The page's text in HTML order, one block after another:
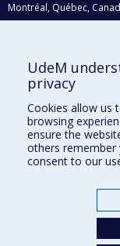
Montréal, Québec,
H3C 3J7
Qui fait quoi?
Nous trouver
Plan du site
Accessibilité
UdeM
privacy
Cookies allow us
browsing
ensure the
others remember
consent to our